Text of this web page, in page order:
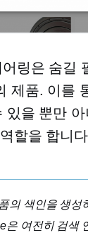
링은 숨길
제품. 이를
있을 뿐만
할을 합니
의 색인을 생성
은 여전히 ​​검색